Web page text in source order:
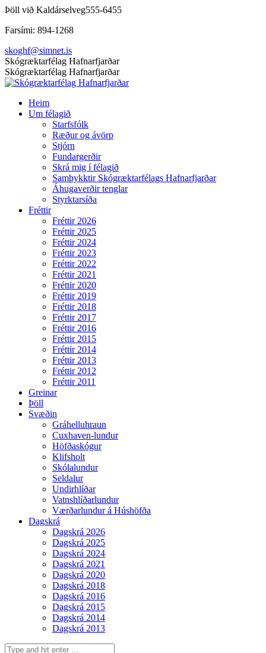
Skip
content
Þöll við Kaldárselveg555-6455
Farsími: 894-1268
skoghf@simnet.is
Facebook
page
opens
new
window
Skógræktarfélag Hafnarfjarðar
Skógræktarfélag Hafnarfjarðar
Heim
Um félagið
Starfsfólk
Ræður og ávörp
Stjórn
Fundargerðir
Skrá mig í félagið
Samþykktir Skógræktarfélags Hafnarfjarðar
Áhugaverðir tenglar
Styrktarsíða
Fréttir
Fréttir 2026
Fréttir 2025
Fréttir 2024
Fréttir 2023
Fréttir 2022
Fréttir 2021
Fréttir 2020
Fréttir 2019
Fréttir 2018
Fréttir 2017
Fréttir 2016
Fréttir 2015
Fréttir 2014
Fréttir 2013
Fréttir 2012
Fréttir 2011
Greinar
Þöll
Svæðin
Gráhelluhraun
Cuxhaven-lundur
Höfðaskógur
Klifsholt
Skólalundur
Seldalur
Undirhlíðar
Vatnshlíðarlundur
Værðarlundur á Húshöfða
Dagskrá
Dagskrá 2026
Dagskrá 2025
Dagskrá 2024
Dagskrá 2021
Dagskrá 2020
Dagskrá 2018
Dagskrá 2016
Dagskrá 2015
Dagskrá 2014
Dagskrá 2013
Search: